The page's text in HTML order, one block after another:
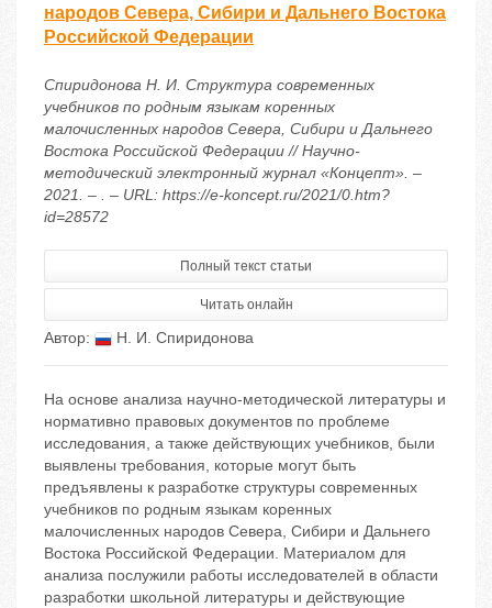
народов Севера, Сибири и Дальнего Востока
Российской Федерации
Спиридонова Н. И. Структура современных
учебников по родным языкам коренных
малочисленных народов Севера, Сибири и Дальнего
Востока Российской Федерации // Научно-
методический электронный журнал «Концепт». –
2021. – . – URL: https://e-koncept.ru/2021/0.htm?
id=28572
Полный текст статьи
Читать онлайн
Автор: Н. И. Спиридонова
На основе анализа научно-методической литературы и
нормативно правовых документов по проблеме
исследования, а также действующих учебников, были
выявлены требования, которые могут быть
предъявлены к разработке структуры современных
учебников по родным языкам коренных
малочисленных народов Севера, Сибири и Дальнего
Востока Российской Федерации. Материалом для
анализа послужили работы исследователей в области
разработки школьной литературы и действующие